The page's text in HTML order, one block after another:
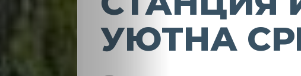
УЮТНА